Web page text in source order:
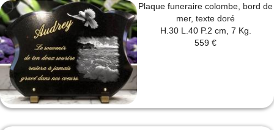
Plaque funeraire colombe, bord de
mer, texte doré
H.30 L.40 P.2 cm, 7 Kg.
559 €